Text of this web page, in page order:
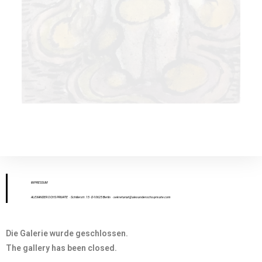
IMPRESSUM
ALEXANDER OCHS PRIVATE · Schillerstr. 15 · D-10625 Berlin ·sekretariat@alexanderochs-private.com
Die Galerie wurde geschlossen.
The gallery has been closed.